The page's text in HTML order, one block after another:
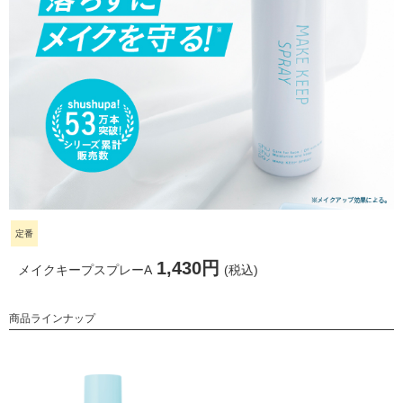
定番
メイクキープスプレーA 1,430円 (税込)
商品ラインナップ